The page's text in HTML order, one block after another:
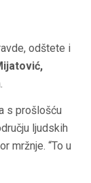
odštete i
s prošlošću
ljudskih
mržnje. “To u